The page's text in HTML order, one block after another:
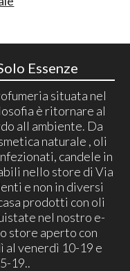
Essenze
situata nel
è ritornare al
all ambiente. Da
naturale , oli
candele in
nello store di Via
e non in diversi
prodotti con oli
nel nostro e-
store aperto con
al venerdì 10-19 e
19..